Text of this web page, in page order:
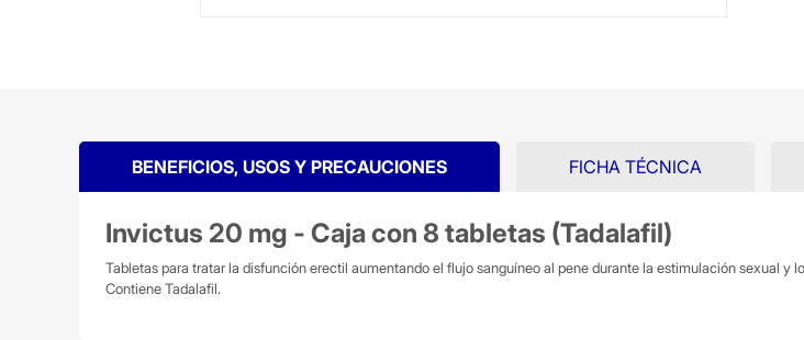
BENEFICIOS, USOS Y PRECAUCIONES
Invictus 20 mg - Caja con 8 tabletas (Tadalafil)
Tabletas para tratar la disfunción erectil aumentando el flujo sanguíneo al pene durante la estimulación sexual y
Contiene Tadalafil.
FICHA TÉCNICA